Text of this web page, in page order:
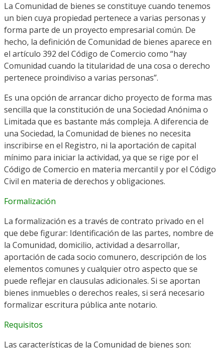
La Comunidad de bienes se constituye cuando tenemos
un bien cuya propiedad pertenece a varias personas y
forma parte de un proyecto empresarial común. De
hecho, la definición de Comunidad de bienes aparece en
el artículo 392 del Código de Comercio como “hay
Comunidad cuando la titularidad de una cosa o derecho
pertenece proindiviso a varias personas”.
Es una opción de arrancar dicho proyecto de forma mas
sencilla que la constitución de una Sociedad Anónima o
Limitada que es bastante más compleja. A diferencia de
una Sociedad, la Comunidad de bienes no necesita
inscribirse en el Registro, ni la aportación de capital
mínimo para iniciar la actividad, ya que se rige por el
Código de Comercio en materia mercantil y por el Código
Civil en materia de derechos y obligaciones.
Formalización
La formalización es a través de contrato privado en el
que debe figurar: Identificación de las partes, nombre de
la Comunidad, domicilio, actividad a desarrollar,
aportación de cada socio comunero, descripción de los
elementos comunes y cualquier otro aspecto que se
puede reflejar en clausulas adicionales. Si se aportan
bienes inmuebles o derechos reales, si será necesario
formalizar escritura pública ante notario.
Requisitos
Las características de la Comunidad de bienes son: